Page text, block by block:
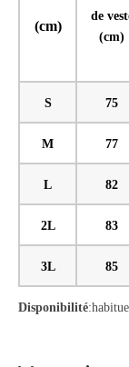
(cm)
de
(cm)
S 75
M 77
L 82
2L 83
3L 85
Disponibilité